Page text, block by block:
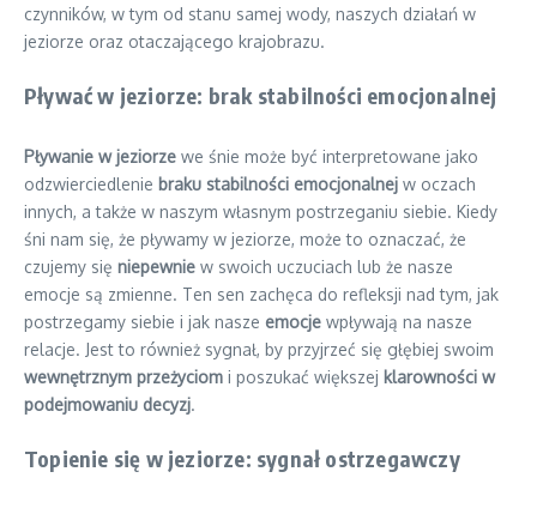
czynników, w tym od stanu samej wody, naszych działań w
jeziorze oraz otaczającego krajobrazu.
Pływać w jeziorze: brak stabilności emocjonalnej
Pływanie w jeziorze we śnie może być interpretowane jako
odzwierciedlenie braku stabilności emocjonalnej w oczach
innych, a także w naszym własnym postrzeganiu siebie. Kiedy
śni nam się, że pływamy w jeziorze, może to oznaczać, że
czujemy się niepewnie w swoich uczuciach lub że nasze
emocje są zmienne. Ten sen zachęca do refleksji nad tym, jak
postrzegamy siebie i jak nasze emocje wpływają na nasze
relacje. Jest to również sygnał, by przyjrzeć się głębiej swoim
wewnętrznym przeżyciom i poszukać większej klarowności w
podejmowaniu decyzj.
Topienie się w jeziorze: sygnał ostrzegawczy